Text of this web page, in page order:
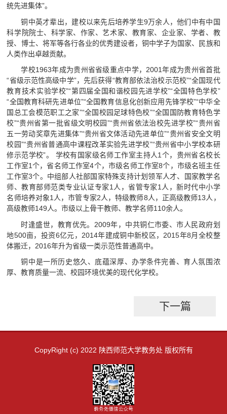
统先进集体”。
铜中英才辈出，建校以来先后培养学生9万余人，他们中有中国
科学院院士、科学家、作家、艺术家、教育家、企业家、学者、教
授、博士、将军等各行各业的优秀建设者，铜中学子为国家、民族和
人类作出卓越贡献。
学校1963年成为贵州省省级重点中学，2001年成为贵州省首批
“省级示范性高级中学”，先后获得“教育部依法治校示范校”“全国现代
教育技术实验学校”“第四届全国和谐校园先进学校”“全国特色学校”
“全国教育科研先进单位”“全国教育信息化创新应用先锋学校”“中华全
国总工会模范职工之家”“全国校园足球特色校”“全国国防教育特色学
校”“贵州省第一批省级文明校园”“贵州省依法治校先进学校”“贵州省
五一劳动奖章先进集体”“贵州省文体活动先进单位”“贵州省安全文明
校园”“贵州省普通高中课程改革实验先进学校”“贵州省中小学校本研
修示范学校”。 学校有国家级名师工作室主持人1个，贵州省名校长
工作室1个，省名师工作室4个，市级名师工作室8个，市级名班主任
工作室3个。中组部人社部国家特殊支持计划领军人才、国家教学名
师、教育部师范类专业认证专家1人，省管专家1人，新时代中小学
名师培养对象1人，市管专家2人，特级教师8人，正高级教师13人，
高级教师149人。市级以上骨干教师、教学名师110余人。
时逢盛世，教育优先。2009年，中共铜仁市委、市人民政府划
地500亩，投资6亿元，2014年建成铜中新校区，2015年8月全校整
体搬迁，2016年升为省级一类示范性普通高中。
铜中是一所历史悠久、底蕴深厚、办学条件完善、育人氛围浓
厚、教育质量一流、校园环境优美的现代化学校。
下一篇
CopyRight (c) 2022 陕西师范大学教务处 版权所有